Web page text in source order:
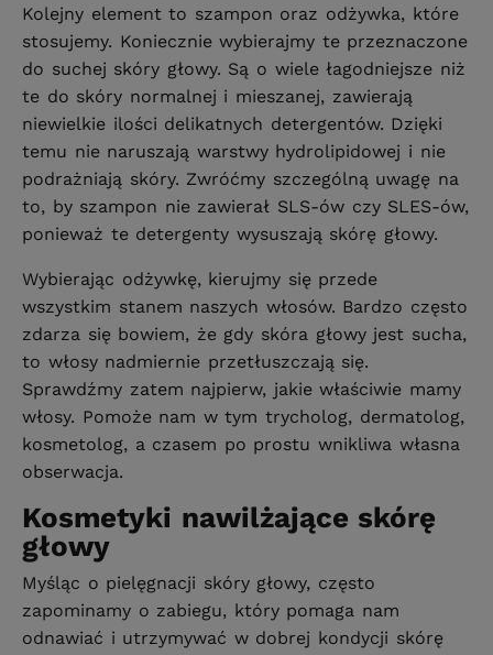
Kolejny element to szampon oraz odżywka, które
stosujemy. Koniecznie wybierajmy te przeznaczone
do suchej skóry głowy. Są o wiele łagodniejsze niż
te do skóry normalnej i mieszanej, zawierają
niewielkie ilości delikatnych detergentów. Dzięki
temu nie naruszają warstwy hydrolipidowej i nie
podrażniają skóry. Zwróćmy szczególną uwagę na
to, by szampon nie zawierał SLS-ów czy SLES-ów,
ponieważ te detergenty wysuszają skórę głowy.
Wybierając odżywkę, kierujmy się przede
wszystkim stanem naszych włosów. Bardzo często
zdarza się bowiem, że gdy skóra głowy jest sucha,
to włosy nadmiernie przetłuszczają się.
Sprawdźmy zatem najpierw, jakie właściwie mamy
włosy. Pomoże nam w tym trycholog, dermatolog,
kosmetolog, a czasem po prostu wnikliwa własna
obserwacja.
Kosmetyki nawilżające skórę
głowy
Myśląc o pielęgnacji skóry głowy, często
zapominamy o zabiegu, który pomaga nam
odnawiać i utrzymywać w dobrej kondycji skórę